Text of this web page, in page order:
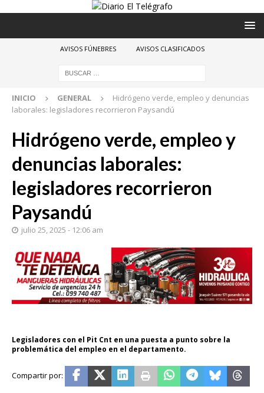
AVISOS FÚNEBRES AVISOS CLASIFICADOS
INICIO GENERAL
Hidrógeno verde, empleo y denuncias
laborales: legisladores recorrieron Paysandú
Hidrógeno verde, empleo y
denuncias laborales:
legisladores recorrieron
Paysandú
julio 25, 2025 - 12:06 am
Legisladores con el Pit Cnt en una puesta a punto sobre la
problemática del empleo en el departamento.